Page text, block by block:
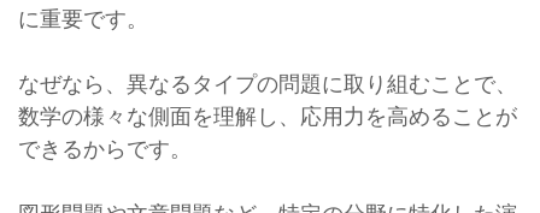
に重要です。
なぜなら、異なるタイプの問題に取り組むことで、
数学の様々な側面を理解し、応用力を高めることが
できるからです。